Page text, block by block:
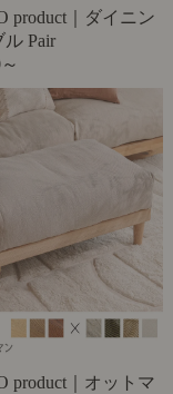
product｜ダイニン
ル Pair
product｜オットマ